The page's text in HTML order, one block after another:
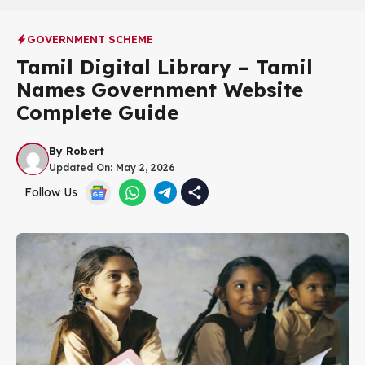
GOVERNMENT SCHEME
Tamil Digital Library – Tamil
Names Government Website
Complete Guide
By Robert
Updated On: May 2, 2026
Follow Us